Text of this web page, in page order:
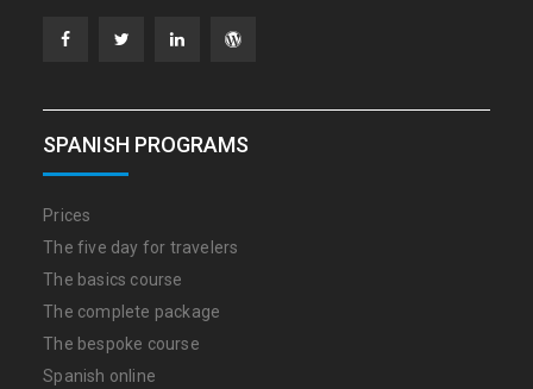
SPANISH PROGRAMS
Prices
The five day for travelers
The basics course
The complete package
The bespoke course
Spanish online